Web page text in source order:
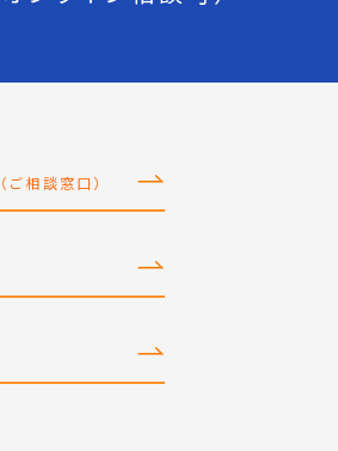
（ご相談窓口）